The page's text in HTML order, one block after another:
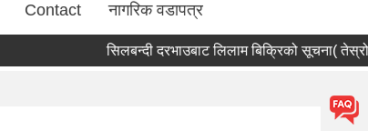
Contact नागरिक वडापत्र
सिलबन्दी दरभाउबाट लिलाम बिक्रिको सूचना( तेस्रो